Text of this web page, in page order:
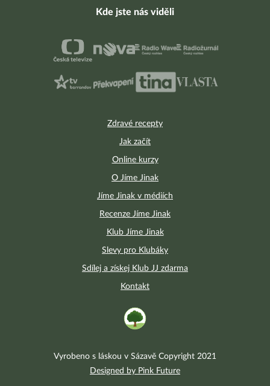
Zdravé recepty
Jak začít
Online kurzy
O Jíme Jinak
Jíme Jinak v médiích
Recenze Jíme Jinak
Klub Jíme Jinak
Slevy pro Klubáky
Sdílej a získej Klub JJ zdarma
Kontakt
Kde jste nás viděli
Vyrobeno s láskou v Sázavě Copyright 2021
Designed by Pink Future